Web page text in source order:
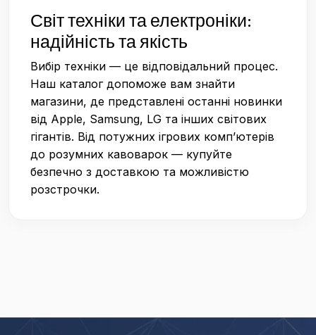
Світ техніки та електроніки:
надійність та якість
Вибір техніки — це відповідальний процес.
Наш каталог допоможе вам знайти
магазини, де представлені останні новинки
від Apple, Samsung, LG та інших світових
гігантів. Від потужних ігрових комп’ютерів
до розумних кавоварок — купуйте
безпечно з доставкою та можливістю
розстрочки.